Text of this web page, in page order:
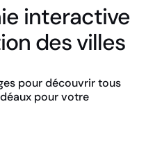
interactive
des villes
pour découvrir tous
pour votre